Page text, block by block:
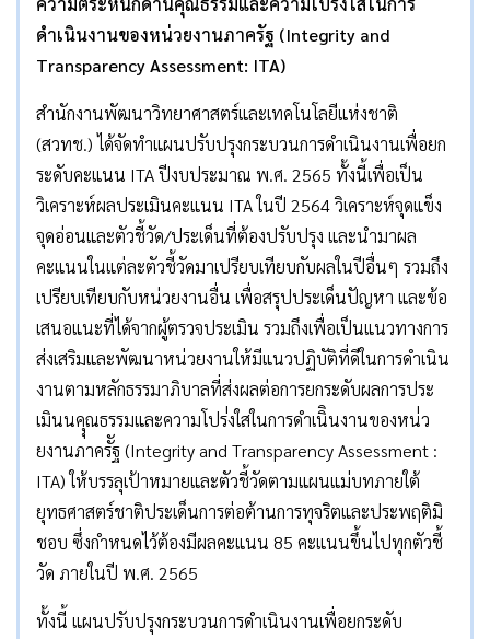
ดำเนินงานของหน่วยงานภาครัฐ (Integrity and
Transparency Assessment: ITA)
สำนักงานพัฒนาวิทยาศาสตร์และเทคโนโลยีแห่งชาติ
(สวทช.) ได้จัดทำแผนปรับปรุงกระบวนการดำเนินงานเพื่อยก
ระดับคะแนน ITA ปีงบประมาณ พ.ศ. 2565 ทั้งนี้เพื่อเป็น
วิเคราะห์ผลประเมินคะแนน ITA ในปี 2564 วิเคราะห์จุดแข็ง
จุดอ่อนและตัวชี้วัด/ประเด็นที่ต้องปรับปรุง และนำมาผล
คะแนนในแต่ละตัวชี้วัดมาเปรียบเทียบกับผลในปีอื่นๆ รวมถึง
เปรียบเทียบกับหน่วยงานอื่น เพื่อสรุปประเด็นปัญหา และข้อ
เสนอแนะที่ได้จากผู้ตรวจประเมิน รวมถึงเพื่อเป็นแนวทางการ
ส่งเสริมและพัฒนาหน่วยงานให้มีแนวปฏิบัติที่ดีในการดำเนิน
งานตามหลักธรรมาภิบาลที่ส่งผลต่อการยกระดับผลการประ
เมินนคุุณธรรมและความโปร่่งใสในการดำเนิินงานของหน่่ว
ยงานภาครััฐ (Integrity and Transparency Assessment :
ITA) ให้บรรลุเป้าหมายและตัวชี้วัดตามแผนแม่บทภายใต้
ยุทธศาสตร์ชาติประเด็นการต่อต้านการทุจริตและประพฤติมิ
ชอบ ซึ่งกำหนดไว้ต้องมีผลคะแนน 85 คะแนนขึ้นไปทุกตัวชี้
วัด ภายในปี พ.ศ. 2565
ทั้งนี้ แผนปรับปรุงกระบวนการดำเนินงานเพื่อยกระดับ